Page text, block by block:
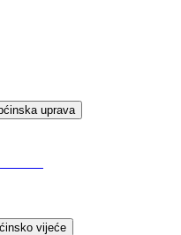
uprava
vijeće